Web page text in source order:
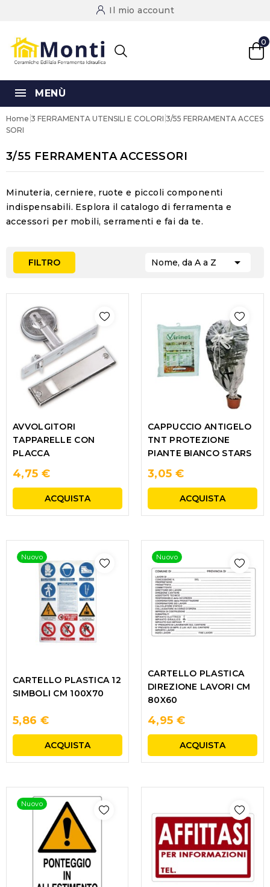
Il mio account
0
MENÙ
Home 3 FERRAMENTA UTENSILI E COLORI 3/55 FERRAMENTA ACCES
SORI
3/55 FERRAMENTA ACCESSORI
Minuteria, cerniere, ruote e piccoli componenti
indispensabili. Esplora il catalogo di ferramenta e
accessori per mobili, serramenti e fai da te.
FILTRO Nome, da A a Z 
AVVOLGITORI
TAPPARELLE CON
PLACCA
4,75 €
ACQUISTA
CAPPUCCIO ANTIGELO
TNT PROTEZIONE
PIANTE BIANCO STARS
3,05 €
ACQUISTA
Nuovo
CARTELLO PLASTICA 12
SIMBOLI CM 100X70
5,86 €
ACQUISTA
Nuovo
CARTELLO PLASTICA
DIREZIONE LAVORI CM
80X60
4,95 €
ACQUISTA
Nuovo